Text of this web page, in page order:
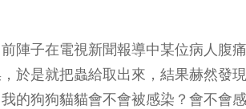
陣子在電視新聞報導中某位病人腹
於是就把蟲給取出來，結果赫然發
的狗狗貓貓會不會被感染？會不會